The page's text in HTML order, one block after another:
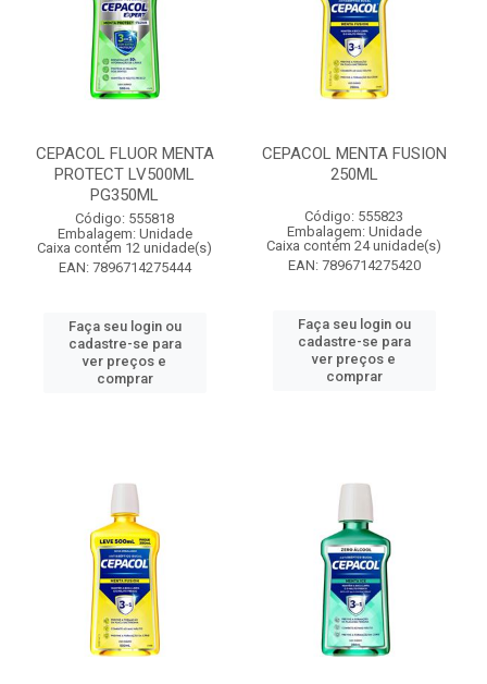
CEPACOL FLUOR MENTA
PROTECT LV500ML
PG350ML
Código: 555818
Embalagem: Unidade
Caixa contém 12 unidade(s)
EAN: 7896714275444
Faça seu login ou
cadastre-se para
ver preços e
comprar
CEPACOL MENTA FUSION
250ML
Código: 555823
Embalagem: Unidade
Caixa contém 24 unidade(s)
EAN: 7896714275420
Faça seu login ou
cadastre-se para
ver preços e
comprar